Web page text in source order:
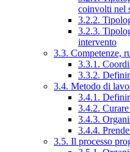
coinvolti nel
3.2.2.
3.2.3.
intervento
3.3. Competenze,
3.3.1.
3.3.2.
3.4. Metodo di
3.4.1.
3.4.2.
3.4.3.
3.4.4.
3.5. Il processo